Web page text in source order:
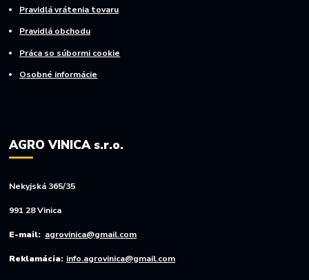
Pravidlá vrátenia tovaru
Pravidlá obchodu
Práca so súbormi cookie
Osobné informácie
AGRO VINICA s.r.o.
Nekyjská 365/35
991 28 Vinica
E-mail: agrovinica@gmail.com
Reklamácia: info.agrovinica@gmail.com